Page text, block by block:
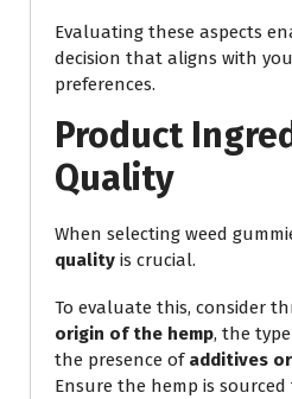
Evaluating these aspects
decision that aligns with
preferences.
Product
Quality
When selecting weed
quality is crucial.
To evaluate this, consider
origin of the hemp, the
the presence of additives
Ensure the hemp is